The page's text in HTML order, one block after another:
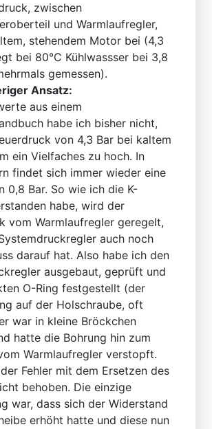
zwischen
und Warmlaufregler,
stehendem Motor bei (4,3
bei 80°C Kühlwassser bei 3,8
gemessen).
Ansatz:
aus einem
habe ich bisher nicht,
von 4,3 Bar bei kaltem
ein Vielfaches zu hoch. In
findet sich immer wieder eine
0,8 Bar. So wie ich die K-
habe, wird der
vom Warmlaufregler geregelt,
auch noch
darauf hat. Also habe ich den
ausgebaut, geprüft und
O-Ring festgestellt (der
auf der Holschraube, oft
war in kleine Bröckchen
hatte die Bohrung hin zum
Warmlaufregler verstopft.
Fehler mit dem Ersetzen des
behoben. Die einzige
war, dass sich der Widerstand
erhöht hatte und diese nun